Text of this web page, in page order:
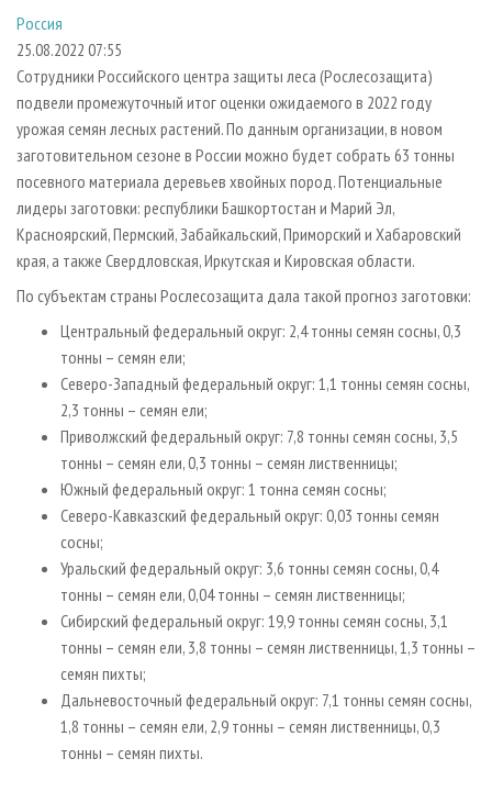
СУШКА ДРЕВЕСИНЫ
ПРОИЗВОДСТВО ДРЕВЕСНЫХ ПЛИТ
ДЕРЕВЯННОЕ ДОМОСТРОЕНИЕ
ПРОИЗВОДСТВО МЕБЕЛИ
БИОЭНЕРГЕТИКА
ЦБП
ИНСТРУМЕНТ И МАТЕРИАЛЫ
ПЕРСОНЫ
МОБИЛЬНЫЕ ВЫСТАВКИ
ОФИЦИАЛЬНЫЕ ДЕЛЕГАЦИИ
ПРИОРИТЕТНЫЕ ИНВЕСТПРОЕКТЫ
RUSSIAN FORESTRY REVIEW
ГАЗЕТА ЛЕСПРОМФОРУМ
БИБЛИОТЕКА СПЕЦИАЛИСТА
КОНТАКТЫ
РЕКЛАМОДАТЕЛЯМ
РЕКЛАМА
РЕКЛАМА НА САЙТЕ
Россия
25.08.2022 07:55
Сотрудники Российского центра защиты леса (Рослесозащита)
подвели промежуточный итог оценки ожидаемого в 2022 году
урожая семян лесных растений. По данным организации, в новом
заготовительном сезоне в России можно будет собрать 63 тонны
посевного материала деревьев хвойных пород. Потенциальные
лидеры заготовки: республики Башкортостан и Марий Эл,
Красноярский, Пермский, Забайкальский, Приморский и Хабаровский
края, а также Свердловская, Иркутская и Кировская области.
По субъектам страны Рослесозащита дала такой прогноз заготовки:
Центральный федеральный округ: 2,4 тонны семян сосны, 0,3
тонны – семян ели;
Северо-Западный федеральный округ: 1,1 тонны семян сосны,
2,3 тонны – семян ели;
Приволжский федеральный округ: 7,8 тонны семян сосны, 3,5
тонны – семян ели, 0,3 тонны – семян лиственницы;
Южный федеральный округ: 1 тонна семян сосны;
Северо-Кавказский федеральный округ: 0,03 тонны семян
сосны;
Уральский федеральный округ: 3,6 тонны семян сосны, 0,4
тонны – семян ели, 0,04 тонны – семян лиственницы;
Сибирский федеральный округ: 19,9 тонны семян сосны, 3,1
тонны – семян ели, 3,8 тонны – семян лиственницы, 1,3 тонны –
семян пихты;
Дальневосточный федеральный округ: 7,1 тонны семян сосны,
1,8 тонны – семян ели, 2,9 тонны – семян лиственницы, 0,3
тонны – семян пихты.